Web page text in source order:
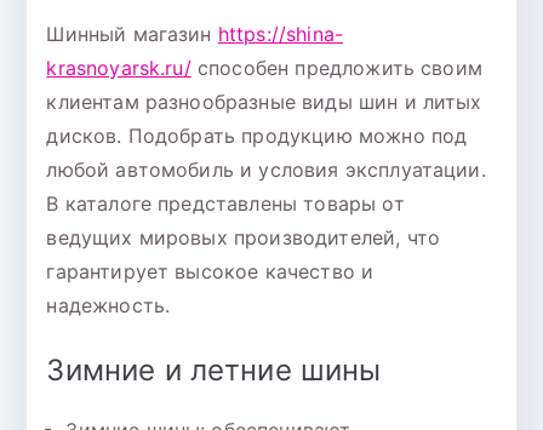
Шинный магазин https://shina-
krasnoyarsk.ru/способен предложить своим
клиентам разнообразные виды шин и литых
дисков. Подобрать продукцию можно под
любой автомобиль и условия эксплуатации.
В каталоге представлены товары от
ведущих мировых производителей, что
гарантирует высокое качество и
надежность.
Зимние и летние шины